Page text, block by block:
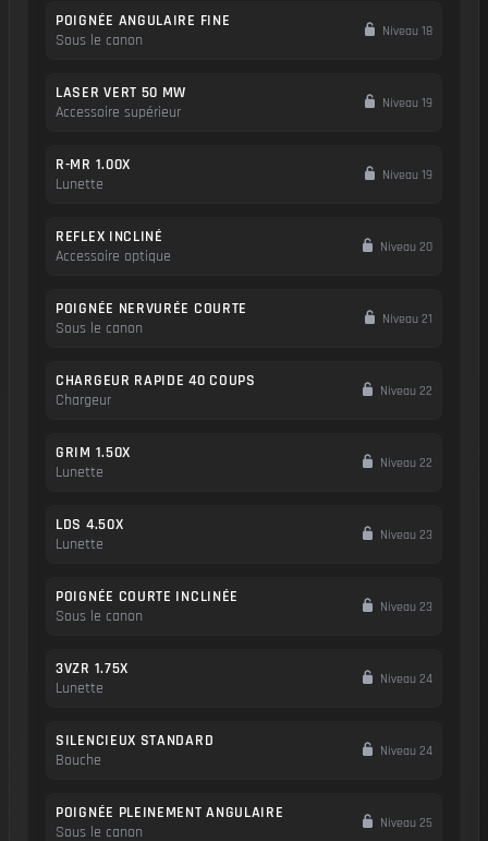
POIGNÉE ANGULAIRE FINE
Sous le canon
Niveau 18
LASER VERT 50 MW
Accessoire supérieur
Niveau 19
R-MR 1.00X
Lunette
Niveau 19
REFLEX INCLINÉ
Accessoire optique
Niveau 20
POIGNÉE NERVURÉE COURTE
Sous le canon
Niveau 21
CHARGEUR RAPIDE 40 COUPS
Chargeur
Niveau 22
GRIM 1.50X
Lunette
Niveau 22
LDS 4.50X
Lunette
Niveau 23
POIGNÉE COURTE INCLINÉE
Sous le canon
Niveau 23
3VZR 1.75X
Lunette
Niveau 24
SILENCIEUX STANDARD
Bouche
Niveau 24
POIGNÉE PLEINEMENT ANGULAIRE
Sous le canon
Niveau 25